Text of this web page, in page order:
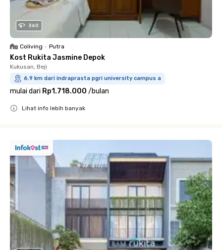
360
Coliving • Putra
Kost Rukita Jasmine Depok
Kukusan, Beji
6.9 km dari indraprasta pgri university campus a
mulai dari Rp1.718.000 /bulan
Lihat info lebih banyak